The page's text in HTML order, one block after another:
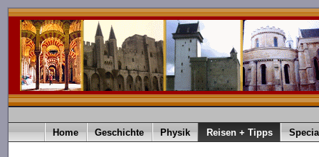
Home Geschichte Physik Reisen + Tipps